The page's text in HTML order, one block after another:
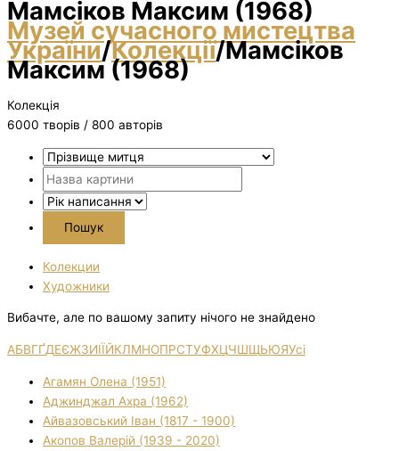
Мамсіков Максим (1968)
Музей сучасного мистецтва
України/Колекції/Мамсіков
Максим (1968)
Колекція
6000 творiв / 800 авторів
Колекции
Художники
Вибачте, але по вашому запиту нічого не знайдено
АБВГҐДЕЄЖЗИІЇЙКЛМНОПРСТУФХЦЧШЩЬЮЯУсі
Агамян Олена (1951)
Аджинджал Ахра (1962)
Айвазовський Іван (1817 - 1900)
Акопов Валерій (1939 - 2020)